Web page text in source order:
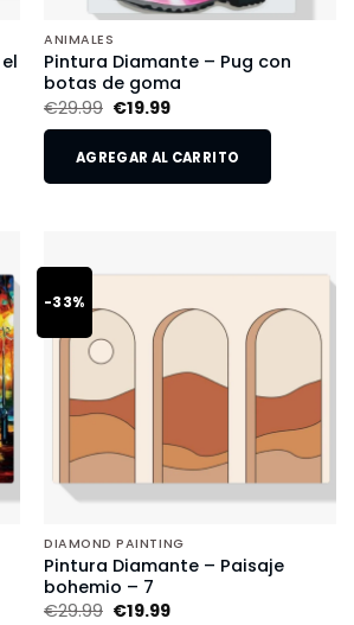
ANIMALES
Pintura Diamante – Pug con
botas de goma
€29.99 €19.99
AGREGAR AL CARRITO
-33%
DIAMOND PAINTING
Pintura Diamante – Paisaje
bohemio – 7
€29.99 €19.99